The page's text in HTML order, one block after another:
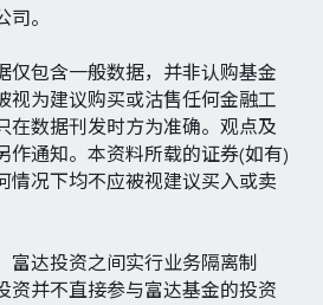
。
仅包含一般数据，并非认购基金
视为建议购买或沽售任何金融工
在数据刊发时方为准确。观点及
作通知。本资料所载的证券(如有)
情况下均不应被视建议买入或卖
富达投资之间实行业务隔离制
资并不直接参与富达基金的投资